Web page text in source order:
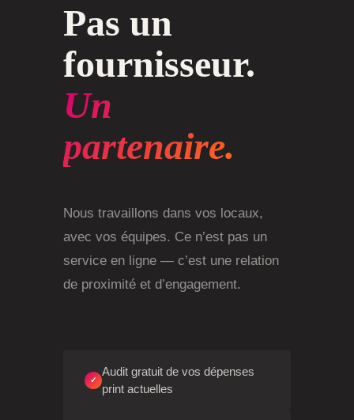
Pas un
fournisseur.
Un
partenaire.
Nous travaillons dans vos locaux,
avec vos équipes. Ce n’est pas un
service en ligne — c’est une relation
de proximité et d’engagement.
✓
Audit gratuit de vos dépenses
print actuelles